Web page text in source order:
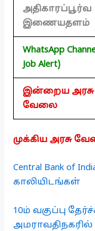
அதிகாரப்பூர்வ
இணையதளம்
WhatsApp
Job Alert)
இன்றைய அரசு
வேலை
முக்கிய அரசு
Central Bank of
காலியிடங்கள்
10ம் வகுப்பு
அமராவதிநகரில்